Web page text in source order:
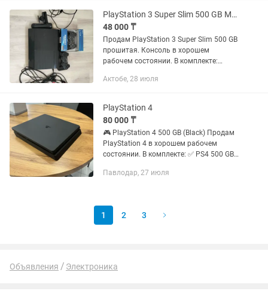
PlayStation 3 Super Slim 500 GB Move 2 геймпада
48 000 ₸
Продам PlayStation 3 Super Slim 500 GB
прошитая. Консоль в хорошем
рабочем состоянии. В комплекте:
для PS3, PlayStation Move, камера
Актобе, 28 июля
PlayStation 4
80 000 ₸
🎮 PlayStation 4 500 GB (Black) Продам
PlayStation 4 в хорошем рабочем
состоянии. В комплекте: ✅ PS4 500 GB
геймпада Приставка полностью
Павлодар, 27 июля
1 2 3
Объявления Электроника